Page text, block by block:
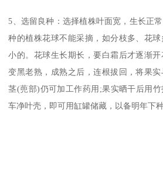
5、选留良种：选择植株叶面宽，生长正
种的植株花球不能采摘，如分枝多、花
小的。花球生长期长，要白霜后才逐渐
变黑老熟，成熟之后，连根拔回，将果
茎(蔸部)仍可加工作药用;果实晒干后用
车净叶壳，即可用缸罐储藏，以备明年下种